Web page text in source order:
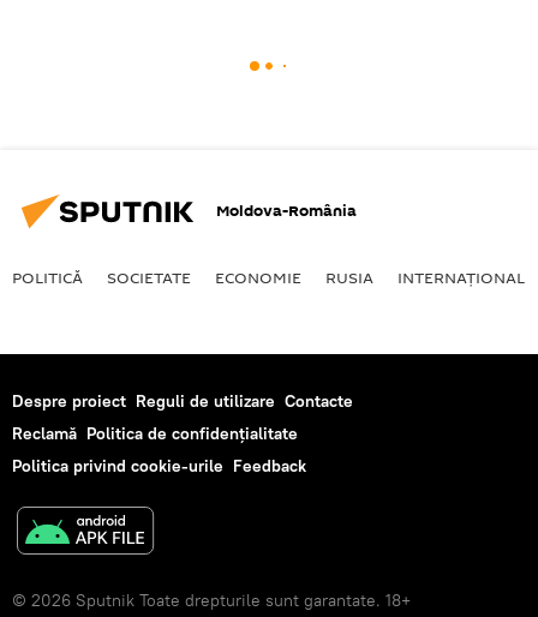
Moldova-România
POLITICĂ SOCIETATE ECONOMIE RUSIA INTERNAŢIONAL
Despre proiect Reguli de utilizare Contacte
Reclamă Politica de confidențialitate
Politica privind cookie-urile Feedback
© 2026 Sputnik Toate drepturile sunt garantate. 18+